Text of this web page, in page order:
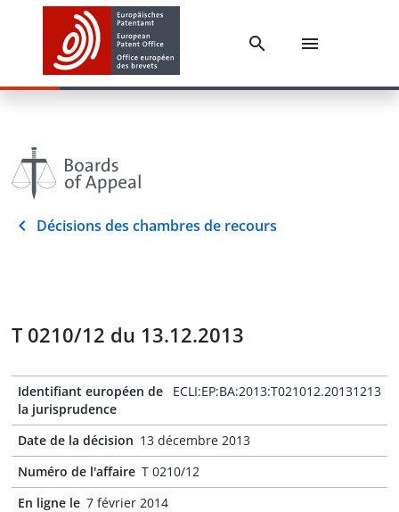
Décisions des chambres de recours
T 0210/12 du 13.12.2013
Identifiant européen de
la jurisprudence
ECLI:EP:BA:2013:T021012.20131213
Date de la décision 13 décembre 2013
Numéro de l'affaire T 0210/12
En ligne le 7 février 2014